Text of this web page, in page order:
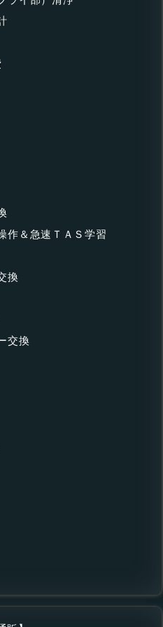
作＆急速ＴＡＳ学習
換
交換